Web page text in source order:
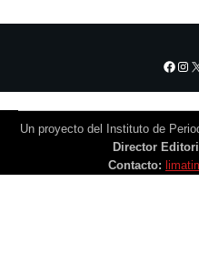
X
Un proyecto del Instituto de
Director
Contacto: